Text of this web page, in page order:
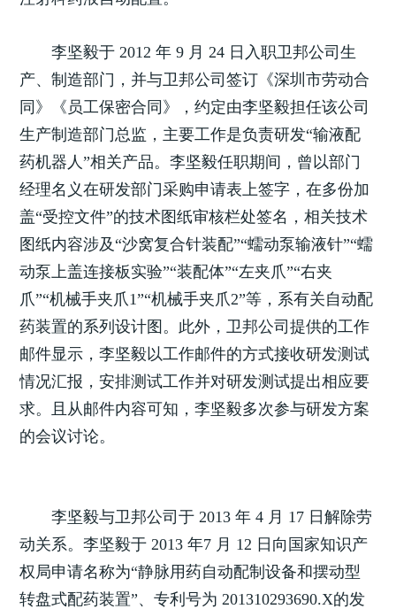
李坚毅于 2012 年 9 月 24 日入职卫邦公司生
产、制造部门，并与卫邦公司签订《深圳市劳动合
同》《员工保密合同》，约定由李坚毅担任该公司
生产制造部门总监，主要工作是负责研发“输液配
药机器人”相关产品。李坚毅任职期间，曾以部门
经理名义在研发部门采购申请表上签字，在多份加
盖“受控文件”的技术图纸审核栏处签名，相关技术
图纸内容涉及“沙窝复合针装配”“蠕动泵输液针”“蠕
动泵上盖连接板实验”“装配体”“左夹爪”“右夹
爪”“机械手夹爪1”“机械手夹爪2”等，系有关自动配
药装置的系列设计图。此外，卫邦公司提供的工作
邮件显示，李坚毅以工作邮件的方式接收研发测试
情况汇报，安排测试工作并对研发测试提出相应要
求。且从邮件内容可知，李坚毅多次参与研发方案
的会议讨论。
李坚毅与卫邦公司于 2013 年 4 月 17 日解除劳
动关系。李坚毅于 2013 年7 月 12 日向国家知识产
权局申请名称为“静脉用药自动配制设备和摆动型
转盘式配药装置”、专利号为 201310293690.X的发